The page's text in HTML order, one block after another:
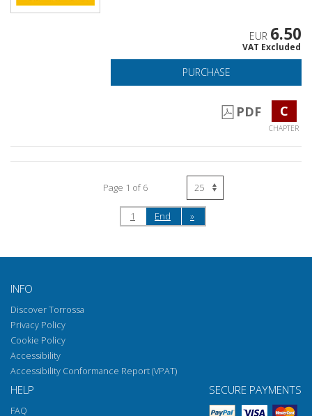
EUR 6.50
VAT Excluded
PURCHASE
PDF C
CHAPTER
Page 1 of 6
1 End »
INFO
Discover Torrossa
Privacy Policy
Cookie Policy
Accessibility
Accessibility Conformance Report (VPAT)
HELP
FAQ
SECURE PAYMENTS